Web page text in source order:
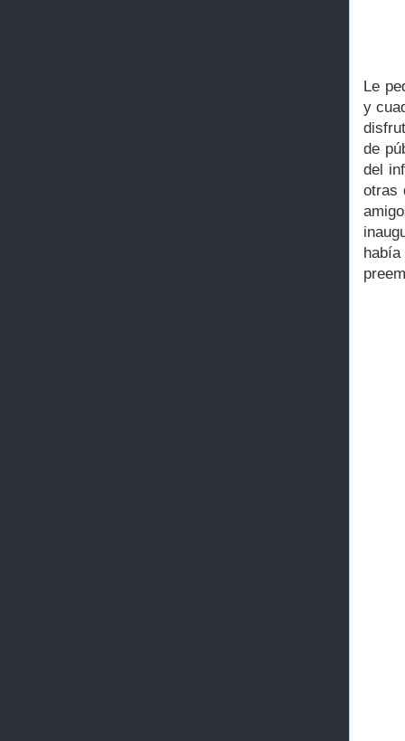
Le
y
de
del
otras